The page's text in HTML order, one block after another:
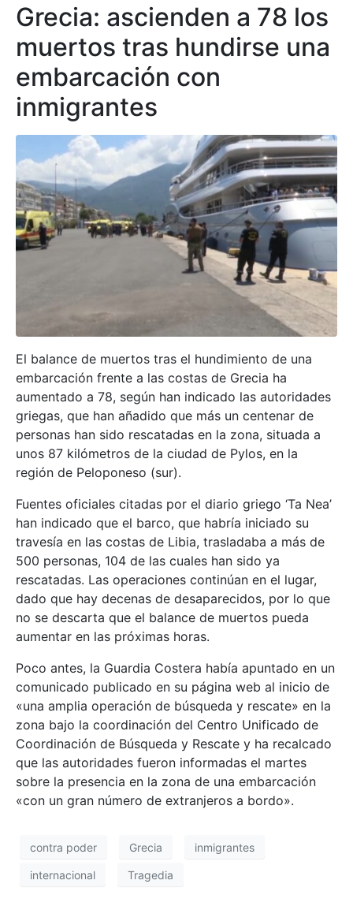
Grecia: ascienden a 78 los
muertos tras hundirse una
embarcación con
inmigrantes
El balance de muertos tras el hundimiento de una
embarcación frente a las costas de Grecia ha
aumentado a 78, según han indicado las autoridades
griegas, que han añadido que más un centenar de
personas han sido rescatadas en la zona, situada a
unos 87 kilómetros de la ciudad de Pylos, en la
región de Peloponeso (sur).
Fuentes oficiales citadas por el diario griego ‘Ta Nea’
han indicado que el barco, que habría iniciado su
travesía en las costas de Libia, trasladaba a más de
500 personas, 104 de las cuales han sido ya
rescatadas. Las operaciones continúan en el lugar,
dado que hay decenas de desaparecidos, por lo que
no se descarta que el balance de muertos pueda
aumentar en las próximas horas.
Poco antes, la Guardia Costera había apuntado en un
comunicado publicado en su página web al inicio de
«una amplia operación de búsqueda y rescate» en la
zona bajo la coordinación del Centro Unificado de
Coordinación de Búsqueda y Rescate y ha recalcado
que las autoridades fueron informadas el martes
sobre la presencia en la zona de una embarcación
«con un gran número de extranjeros a bordo».
contra poder Grecia inmigrantes
internacional Tragedia